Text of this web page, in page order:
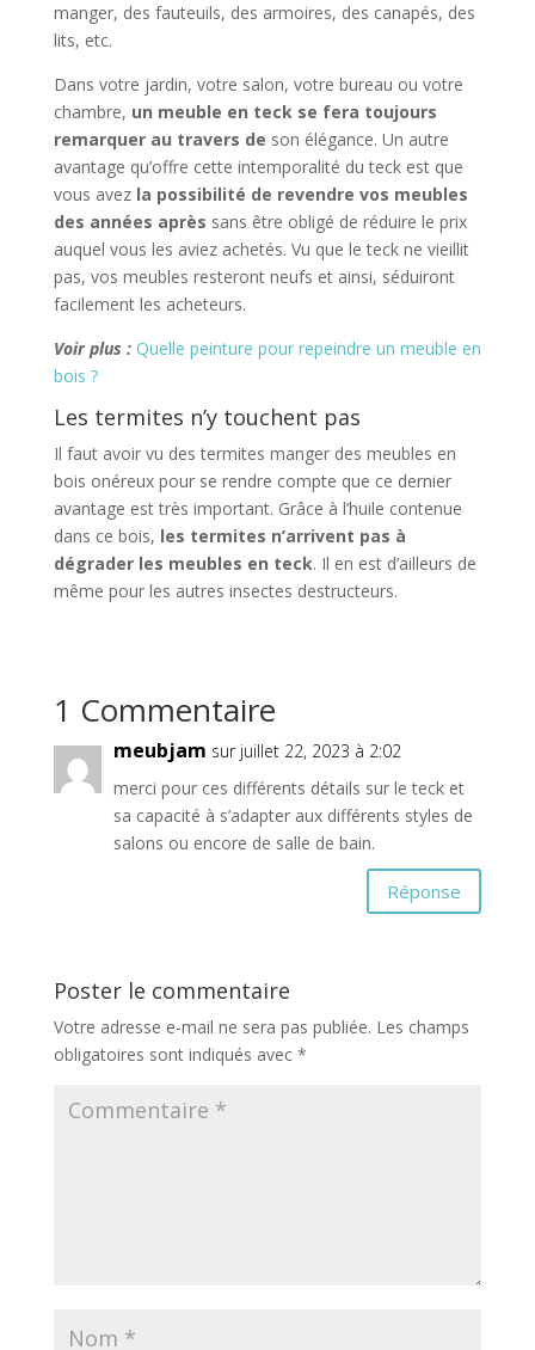
manger, des fauteuils, des armoires, des canapés, des
lits, etc.
Dans votre jardin, votre salon, votre bureau ou votre
chambre, un meuble en teck se fera toujours
remarquer au travers de son élégance. Un autre
avantage qu’offre cette intemporalité du teck est que
vous avez la possibilité de revendre vos meubles
des années après sans être obligé de réduire le prix
auquel vous les aviez achetés. Vu que le teck ne vieillit
pas, vos meubles resteront neufs et ainsi, séduiront
facilement les acheteurs.
Voir plus : Quelle peinture pour repeindre un meuble en
bois ?
Les termites n’y touchent pas
Il faut avoir vu des termites manger des meubles en
bois onéreux pour se rendre compte que ce dernier
avantage est très important. Grâce à l’huile contenue
dans ce bois, les termites n’arrivent pas à
dégrader les meubles en teck. Il en est d’ailleurs de
même pour les autres insectes destructeurs.
1 Commentaire
meubjam sur juillet 22, 2023 à 2:02
merci pour ces différents détails sur le teck et
sa capacité à s’adapter aux différents styles de
salons ou encore de salle de bain.
Réponse
Poster le commentaire
Votre adresse e-mail ne sera pas publiée. Les champs
obligatoires sont indiqués avec *